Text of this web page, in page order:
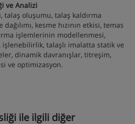
ve Analizi
talaş oluşumu, talaş kaldırma
kesme hızının etkisi, temas
işlemlerinin modellenmesi,
işlenebilirlik, talaşlı imalatta statik ve
dinamik davranışlar, titreşim,
ve optimizasyon.
ile ilgili diğer